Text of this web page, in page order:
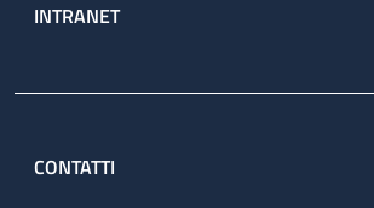
INTRANET
CONTATTI